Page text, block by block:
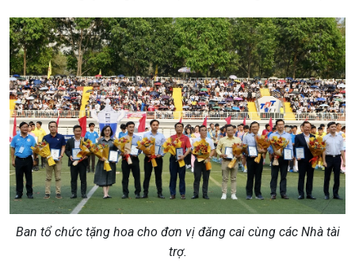
Ban tổ chức tặng hoa cho đơn vị đăng cai cùng các Nhà tài
trợ.